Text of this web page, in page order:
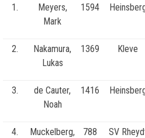
1.
Meyers,
Mark
1594
2.
Nakamura,
Lukas
1369 Kleve
3.
de Cauter,
Noah
1416
4.
Muckelberg,
788 SV